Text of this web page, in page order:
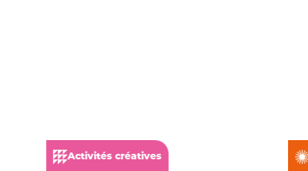
Activités créatives